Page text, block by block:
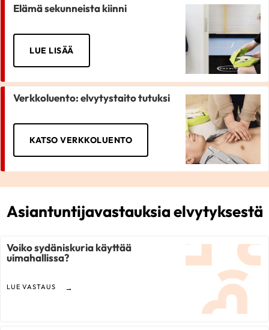
Elämä sekunneista kiinni
LUE LISÄÄ
Verkkoluento: elvytystaito tutuksi
KATSO VERKKOLUENTO
Asiantuntijavastauksia elvytyksestä
Voiko sydäniskuria käyttää
uimahallissa?
LUE VASTAUS